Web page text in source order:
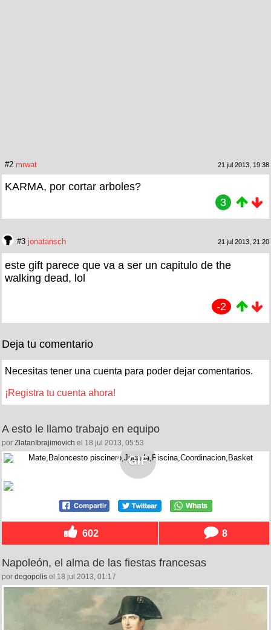
#2 mrwat 21 jul 2013, 19:38
KARMA, por cortar arboles?
3
#3 jonatansch 21 jul 2013, 21:20
este gift parece que va a ser un capitulo de the
walking dead, lol
-2
Deja tu comentario
Necesitas tener una cuenta para poder dejar comentarios.
¡Registra tu cuenta ahora!
A esto le llamo trabajo en equipo
por ZlatanIbrajimovich el 18 jul 2013, 05:53
602 8
Napoleón, el alma de las fiestas francesas
por degopolis el 18 jul 2013, 01:17